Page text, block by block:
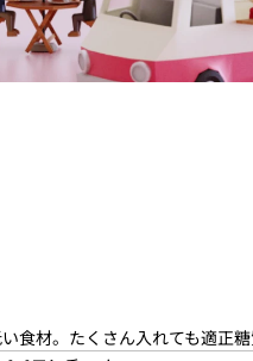
食材。たくさん入れても適正